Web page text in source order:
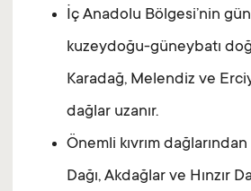
İç Anadolu Bölgesi’nin
kuzeydoğu-güneybatı
Karadağ, Melendiz ve
dağlar uzanır.
Önemli kıvrım
Dağı, Akdağlar ve Hınzır